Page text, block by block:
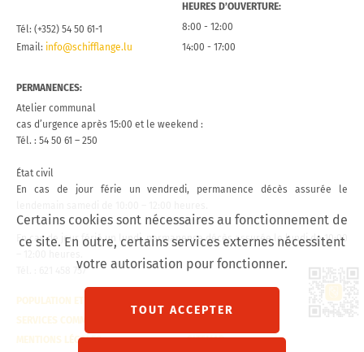
Lien
Tél: (+352) 54 50 61-1
Email: info@schifflange.lu
HEURES D’OUVERTURE:
8:00 - 12:00
14:00 - 17:00
PERMANENCES:
Atelier communal
cas d’urgence après 15:00 et le weekend :
Tél. : 54 50 61 – 250
État civil
En cas de jour férie un vendredi, permanence décès assurée le
En cas de jour férié un lundi, permanence décès assurée le lundi de 10:00
Tél. : 621 458 757
POPULATION ET ÉTAT CIVIL
SERVICES COMMUNAUX
MENTIONS LÉGALES
SITEMAP
Certains cookies sont nécessaires au fonctionnement de
ce site. En outre, certains services externes nécessitent
votre autorisation pour fonctionner.
TOUT ACCEPTER